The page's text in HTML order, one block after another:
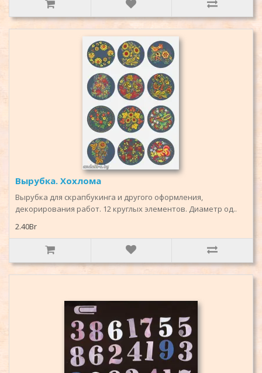
Вырубка. Хохлома
Вырубка для скрапбукинга и другого оформления,
декорирования работ. 12 круглых элементов. Диаметр од..
2.40Br